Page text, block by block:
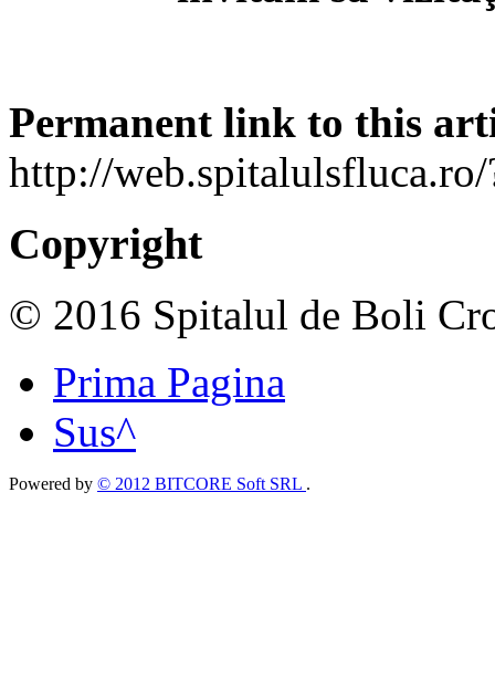
Permanent link to this
http://web.spitalulsfluca.ro/
Copyright
© 2016 Spitalul de Boli
Prima Pagina
Sus^
Powered by © 2012 BITCORE Soft SRL .